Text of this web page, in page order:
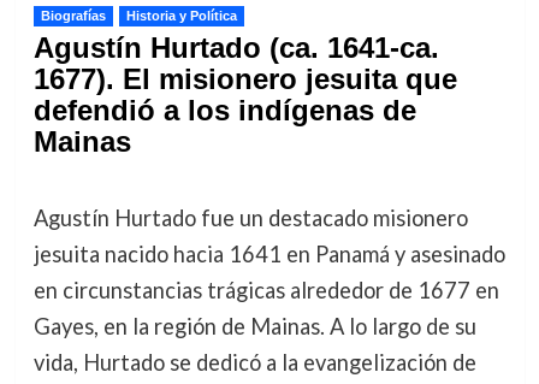
Biografías Historia y Política
Agustín Hurtado (ca. 1641-ca.
1677). El misionero jesuita que
defendió a los indígenas de
Mainas
Agustín Hurtado fue un destacado misionero
jesuita nacido hacia 1641 en Panamá y asesinado
en circunstancias trágicas alrededor de 1677 en
Gayes, en la región de Mainas. A lo largo de su
vida, Hurtado se dedicó a la evangelización de